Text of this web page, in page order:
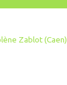
Zablot (Caen)